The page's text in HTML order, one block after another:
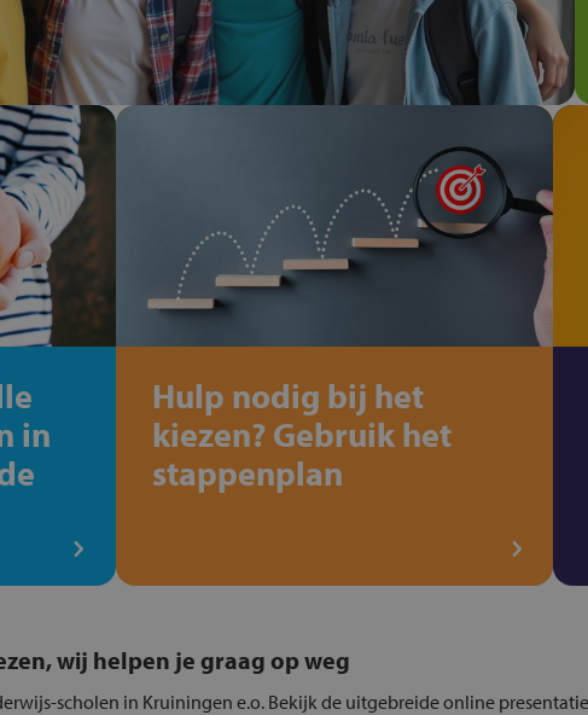
in
Hulp nodig bij het
kiezen? Gebruik het
stappenplan
wij helpen je graag op weg
scholen in Kruiningen e.o. Bekijk de uitgebreide online